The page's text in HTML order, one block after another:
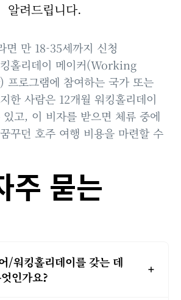
알려드립니다.
면 만 18-35세까지 신청
홀리데이 메이커(Working
로그램에 참여하는 국가 또는
한 사람은 12개월 워킹홀리데이
고, 이 비자를 받으면 체류 중에
꾸던 호주 여행 비용을 마련할 수
주 묻는
/워킹홀리데이를 갖는 데
인가요?